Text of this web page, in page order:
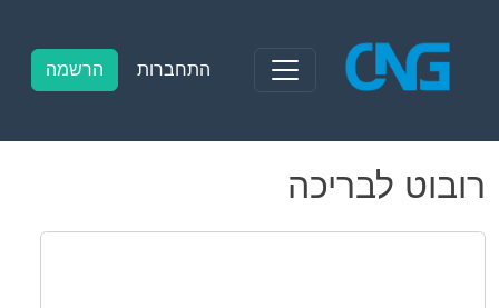
content
התחברות הרשמה
רובוט לבריכה